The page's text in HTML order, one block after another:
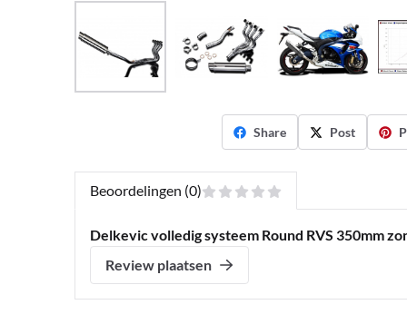
Share Post
Beoordelingen (0)
Delkevic volledig systeem Round RVS 350mm
Review plaatsen